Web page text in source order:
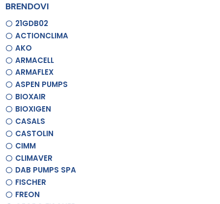
BRENDOVI
21GDB02
ACTIONCLIMA
AKO
ARMACELL
ARMAFLEX
ASPEN PUMPS
BIOXAIR
BIOXIGEN
CASALS
CASTOLIN
CIMM
CLIMAVER
DAB PUMPS SPA
FISCHER
FREON